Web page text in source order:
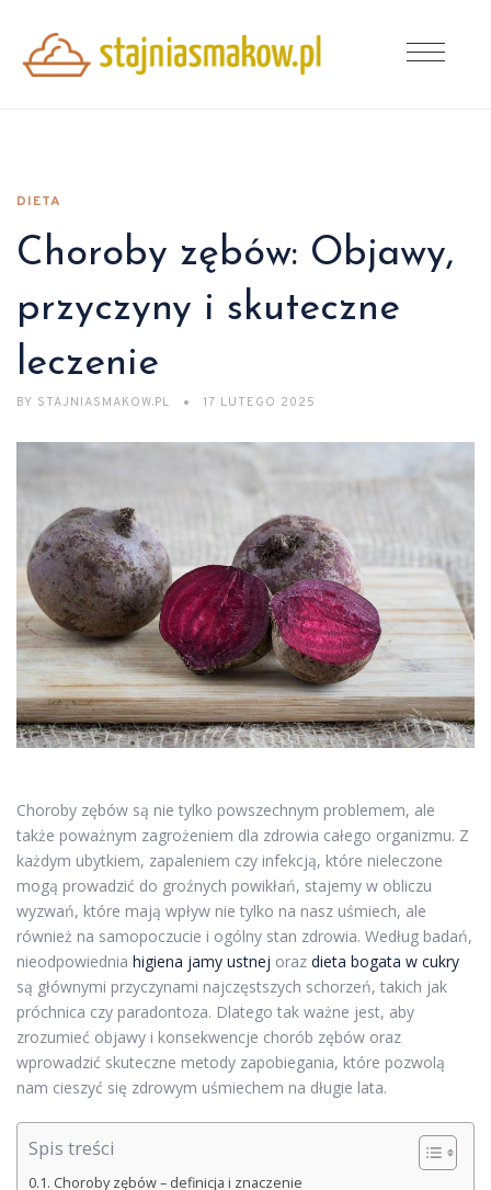
DIETA
Choroby zębów: Objawy,
przyczyny i skuteczne
leczenie
BY STAJNIASMAKOW.PL 17 LUTEGO 2025
Choroby zębów są nie tylko powszechnym problemem, ale
także poważnym zagrożeniem dla zdrowia całego organizmu. Z
każdym ubytkiem, zapaleniem czy infekcją, które nieleczone
mogą prowadzić do groźnych powikłań, stajemy w obliczu
wyzwań, które mają wpływ nie tylko na nasz uśmiech, ale
również na samopoczucie i ogólny stan zdrowia. Według badań,
nieodpowiednia higiena jamy ustnej oraz dieta bogata w cukry
są głównymi przyczynami najczęstszych schorzeń, takich jak
próchnica czy paradontoza. Dlatego tak ważne jest, aby
zrozumieć objawy i konsekwencje chorób zębów oraz
wprowadzić skuteczne metody zapobiegania, które pozwolą
nam cieszyć się zdrowym uśmiechem na długie lata.
Spis treści
Choroby zębów – definicja i znaczenie